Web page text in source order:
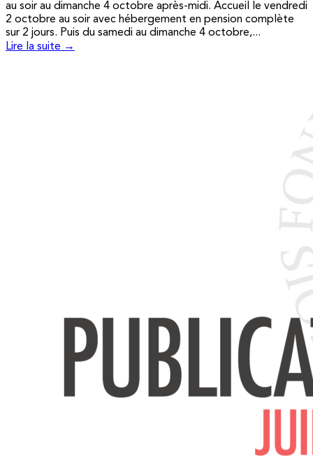
au soir au dimanche 4 octobre après-midi. Accueil le vendredi
2 octobre au soir avec hébergement en pension complète
sur 2 jours. Puis du samedi au dimanche 4 octobre,...
Lire la suite →